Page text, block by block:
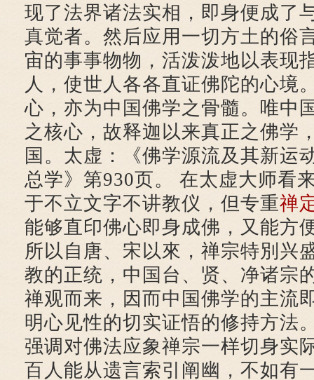
现了法界诸法实相，即身便成了
真觉者。然后应用一切方土的俗
宙的事事物物，活泼泼地以表现
人，使世人各各直证佛陀的心境
心，亦为中国佛学之骨髓。唯中
之核心，故释迦以来真正之佛学
国。太虚：《佛学源流及其新运
总学》第930页。 在太虚大师看
于不立文字不讲教仪，但专重禅
能够直印佛心即身成佛，又能方
所以自唐、宋以來，禅宗特別兴
教的正统，中国台、贤、净诸宗
禅观而来，因而中国佛学的主流
明心见性的切实证悟的修持方法
强调对佛法应象禅宗一样切身实
百人能从遗言索引阐幽，不如有